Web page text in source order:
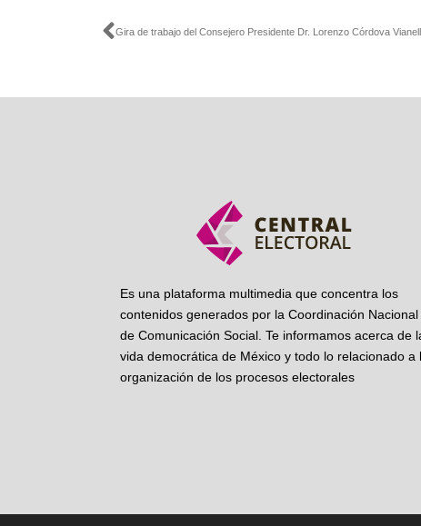
Ant
Es una plataforma multimedia que concentra los
contenidos generados por la Coordinación Nacional
de Comunicación Social. Te informamos acerca de
vida democrática de México y todo lo relacionado a
organización de los procesos electorales